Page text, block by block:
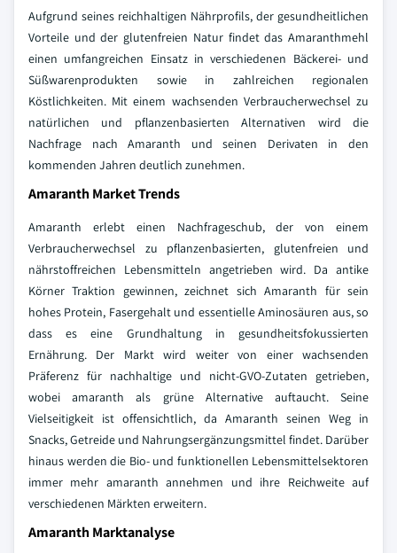
Aufgrund seines reichhaltigen Nährprofils, der gesundheitlichen
Vorteile und der glutenfreien Natur findet das Amaranthmehl
einen umfangreichen Einsatz in verschiedenen Bäckerei- und
Süßwarenprodukten sowie in zahlreichen regionalen
Köstlichkeiten. Mit einem wachsenden Verbraucherwechsel zu
natürlichen und pflanzenbasierten Alternativen wird die
Nachfrage nach Amaranth und seinen Derivaten in den
kommenden Jahren deutlich zunehmen.
Amaranth Market Trends
Amaranth erlebt einen Nachfrageschub, der von einem
Verbraucherwechsel zu pflanzenbasierten, glutenfreien und
nährstoffreichen Lebensmitteln angetrieben wird. Da antike
Körner Traktion gewinnen, zeichnet sich Amaranth für sein
hohes Protein, Fasergehalt und essentielle Aminosäuren aus, so
dass es eine Grundhaltung in gesundheitsfokussierten
Ernährung. Der Markt wird weiter von einer wachsenden
Präferenz für nachhaltige und nicht-GVO-Zutaten getrieben,
wobei amaranth als grüne Alternative auftaucht. Seine
Vielseitigkeit ist offensichtlich, da Amaranth seinen Weg in
Snacks, Getreide und Nahrungsergänzungsmittel findet. Darüber
hinaus werden die Bio- und funktionellen Lebensmittelsektoren
immer mehr amaranth annehmen und ihre Reichweite auf
verschiedenen Märkten erweitern.
Amaranth Marktanalyse